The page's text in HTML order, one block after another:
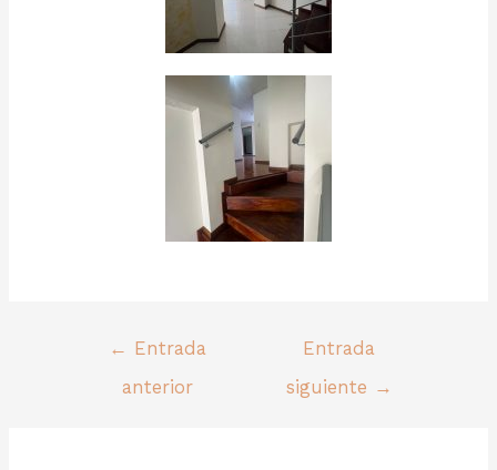
←
Entrada
anterior
Entrada
siguiente →